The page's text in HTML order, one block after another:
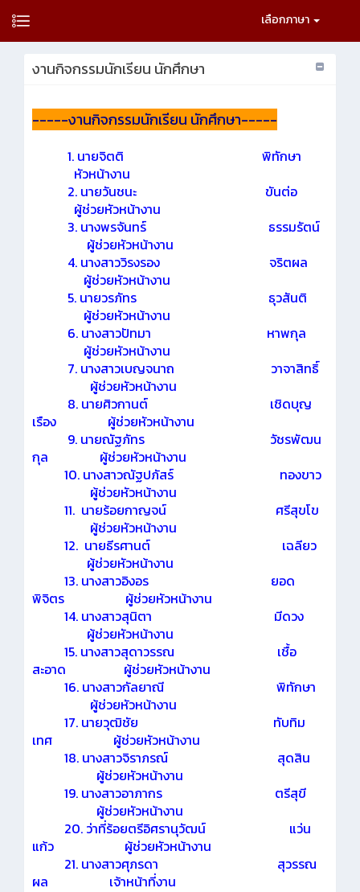
เลือกภาษา
งานกิจกรรมนักเรียน นักศึกษา
-----งานกิจกรรมนักเรียน นักศึกษา-----
1. นายจิตติ พิทักษา
หัวหน้างาน
2. นายวันชนะ ขันต่อ
ผู้ช่วยหัวหน้างาน
3. นางพรจันทร์ ธรรมรัตน์
ผู้ช่วยหัวหน้างาน
4. นางสาววิรงรอง จริตผล
ผู้ช่วยหัวหน้างาน
5. นายวรภัทร ธุวสันติ
ผู้ช่วยหัวหน้างาน
6. นางสาวปัทมา หาพกุล
ผู้ช่วยหัวหน้างาน
7. นางสาวเบญจนาถ วาจาสิทธิ์
ผู้ช่วยหัวหน้างาน
8. นายศิวกานต์ เชิดบุญ
เรือง ผู้ช่วยหัวหน้างาน
9. นายณัฐภัทร วัชรพัฒน
กุล ผู้ช่วยหัวหน้างาน
10. นางสาวณัฐปภัสร์ ทองขาว
ผู้ช่วยหัวหน้างาน
11. นายร้อยกาญจน์ ศรีสุขโข
ผู้ช่วยหัวหน้างาน
12. นายธีรศานต์ เฉลียว
ผู้ช่วยหัวหน้างาน
13. นางสาวอิงอร ยอด
พิจิตร ผู้ช่วยหัวหน้างาน
14. นางสาวสุนิตา มีดวง
ผู้ช่วยหัวหน้างาน
15. นางสาวสุดาวรรณ เชื้อ
สะอาด ผู้ช่วยหัวหน้างาน
16. นางสาวกัลยาณี พิทักษา
ผู้ช่วยหัวหน้างาน
17. นายวุฒิชัย ทับทิม
เทศ ผู้ช่วยหัวหน้างาน
18. นางสาวจิราภรณ์ สุดสิน
ผู้ช่วยหัวหน้างาน
19. นางสาวอาภากร ตรีสุขี
ผู้ช่วยหัวหน้างาน
20. ว่าที่ร้อยตรีอิศรานุวัฒน์ แว่น
แก้ว ผู้ช่วยหัวหน้างาน
21. นางสาวศุภรดา สุวรรณ
ผล เจ้าหน้าที่งาน